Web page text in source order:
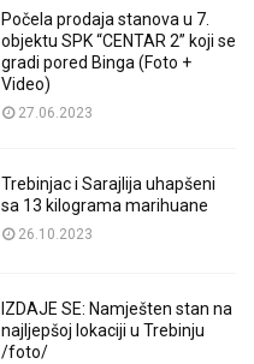
Počela prodaja stanova u 7.
objektu SPK “CENTAR 2” koji se
gradi pored Binga (Foto +
Video)
27.06.2023
Trebinjac i Sarajlija uhapšeni
sa 13 kilograma marihuane
26.10.2023
IZDAJE SE: Namješten stan na
najljepšoj lokaciji u Trebinju
/foto/